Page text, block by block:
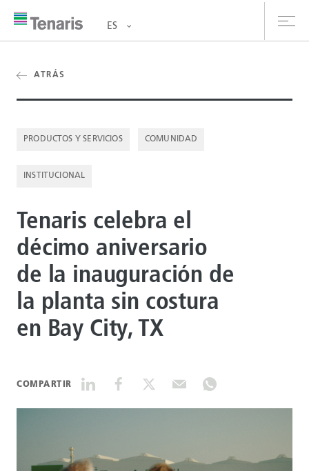
y Servicios
de prensa
SEARCH
ES
ATRÁS
PRODUCTOS Y SERVICIOS COMUNIDAD
INSTITUCIONAL
Tenaris celebra el
décimo aniversario
de la inauguración de
la planta sin costura
en Bay City, TX
COMPARTIR